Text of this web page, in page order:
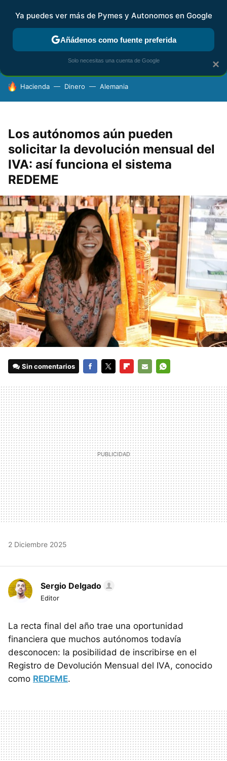
FISCALIDAD Y CONTABILIDAD KIT DIGITAL RENTA
HOY SE HABLA DE
Hacienda Dinero Alemania
Los autónomos aún pueden
solicitar la devolución mensual del
IVA: así funciona el sistema
REDEME
Sin comentarios
MAIL
2 Diciembre 2025
Sergio Delgado
Editor
La recta final del año trae una oportunidad
financiera que muchos autónomos todavía
desconocen: la posibilidad de inscribirse en el
Registro de Devolución Mensual del IVA, conocido
como REDEME.
×
Ya puedes ver más de Pymes y Autonomos en Google
Añádenos como fuente preferida
Solo necesitas una cuenta de Google